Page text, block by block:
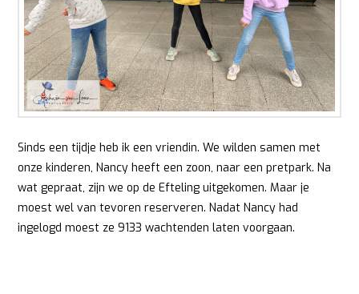
Sinds een tijdje heb ik een vriendin. We wilden samen met
onze kinderen, Nancy heeft een zoon, naar een pretpark. Na
wat gepraat, zijn we op de Efteling uitgekomen. Maar je
moest wel van tevoren reserveren. Nadat Nancy had
ingelogd moest ze 9133 wachtenden laten voorgaan.